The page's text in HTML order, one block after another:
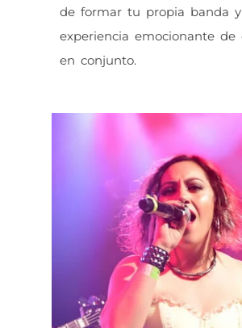
de formar tu propia banda
experiencia emocionante de
en conjunto.